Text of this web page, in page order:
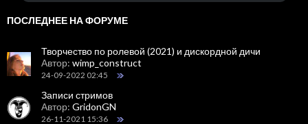
ПОСЛЕДНЕЕ НА ФОРУМЕ
Творчество по ролевой (2021) и дискордной дичи
Автор: wimp_construct
24-09-2022 02:45
Записи стримов
Автор: GridonGN
26-11-2021 15:36